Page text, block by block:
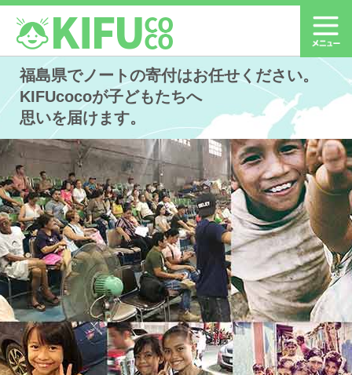
福島県でノートの寄付はお任せください。
KIFUcocoが子どもたちへ
思いを届けます。